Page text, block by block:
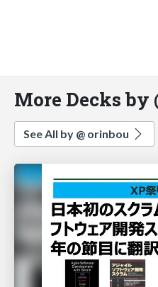
More Decks by
See All by @ orinbou